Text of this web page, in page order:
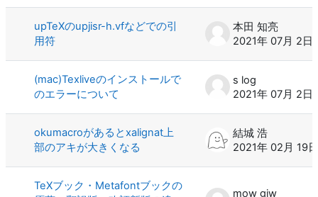
upTeXのupjisr-h.vfなどでの引
用符
本田 知亮
2021年 07月 2日
(mac)Texliveのインストールで
のエラーについて
s log
2021年 07月 2日
okumacroがあるとxalignat上
部のアキが大きくなる
結城 浩
2021年 02月 19日
TeXブック・Metafontブックの
mow giw